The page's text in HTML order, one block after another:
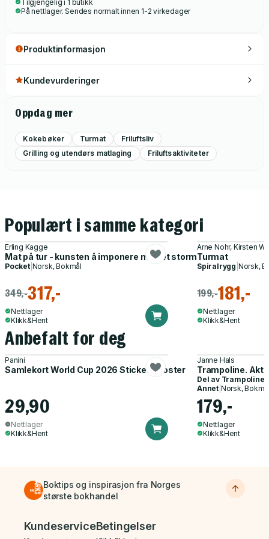
Tilgjengelig i 1 butikk
På nettlager. Sendes normalt innen 1-2 virkedager
Produktinformasjon
Kundevurderinger
Oppdag mer
Kokebøker Turmat
Friluftsliv
Grilling og utendørs matlaging
Friluftsaktiviteter
Populært i samme kategori
Erling Kagge
Mat på tur - kunsten å imponere med et stormkjøkken
Pocket| Norsk, Bokmål
349,-317,-
Nettlager
Klikk&Hent
Arne Nohr, Kirsten
Turmat
Spiralrygg Norsk,
199,-181,-
Nettlager
Klikk&Hent
Anbefalt for deg
Panini
Samlekort World Cup 2026 Sticker Booster
29,90
Nettlager
Klikk&Hent
Janne Hals
Trampoline.
Del av Trampoline
Annet| Norsk,
179,-
Nettlager
Klikk&Hent
Boktips og inspirasjon fra Norges
største bokhandel
Bunnmeny
KundeserviceBetingelser